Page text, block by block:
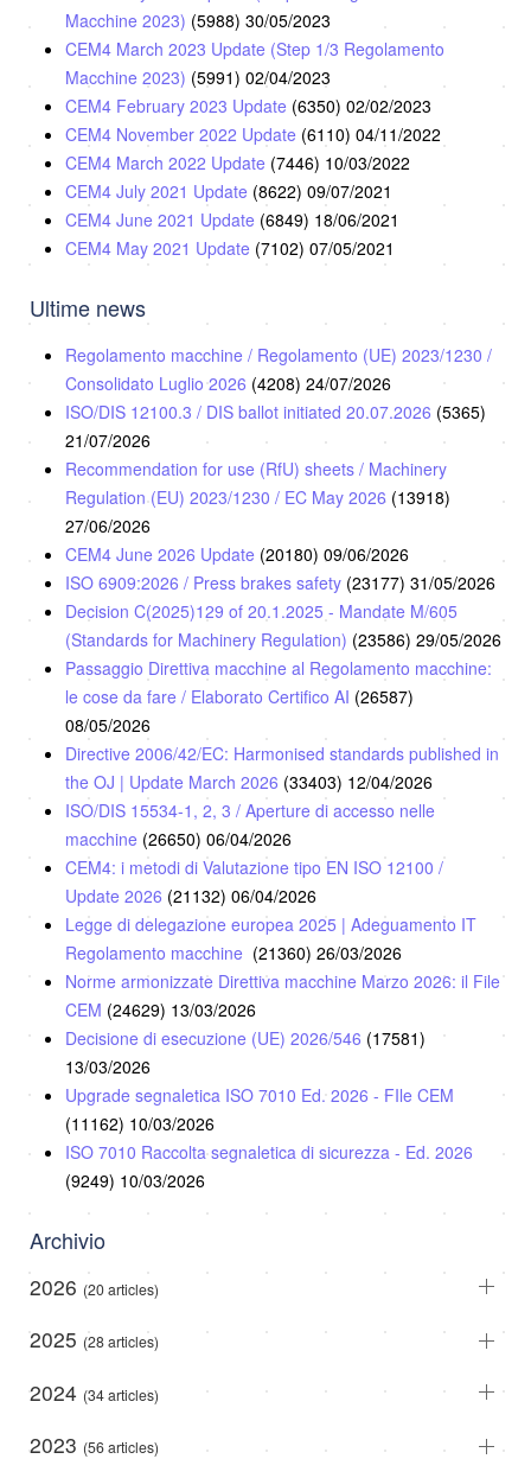
Macchine 2023) (5988) 30/05/2023
CEM4 March 2023 Update (Step 1/3 Regolamento
Macchine 2023) (5991) 02/04/2023
CEM4 February 2023 Update (6350) 02/02/2023
CEM4 November 2022 Update (6110) 04/11/2022
CEM4 March 2022 Update (7446) 10/03/2022
CEM4 July 2021 Update (8622) 09/07/2021
CEM4 June 2021 Update (6849) 18/06/2021
CEM4 May 2021 Update (7102) 07/05/2021
Ultime news
Regolamento macchine / Regolamento (UE) 2023/1230 /
Consolidato Luglio 2026 (4208) 24/07/2026
ISO/DIS 12100.3 / DIS ballot initiated 20.07.2026 (5365)
21/07/2026
Recommendation for use (RfU) sheets / Machinery
Regulation (EU) 2023/1230 / EC May 2026 (13918)
27/06/2026
CEM4 June 2026 Update (20180) 09/06/2026
ISO 6909:2026 / Press brakes safety (23177) 31/05/2026
Decision C(2025)129 of 20.1.2025 - Mandate M/605
(Standards for Machinery Regulation) (23586) 29/05/2026
Passaggio Direttiva macchine al Regolamento macchine:
le cose da fare / Elaborato Certifico AI (26587)
08/05/2026
Directive 2006/42/EC: Harmonised standards published in
the OJ | Update March 2026 (33403) 12/04/2026
ISO/DIS 15534-1, 2, 3 / Aperture di accesso nelle
macchine (26650) 06/04/2026
CEM4: i metodi di Valutazione tipo EN ISO 12100 /
Update 2026 (21132) 06/04/2026
Legge di delegazione europea 2025 | Adeguamento IT
Regolamento macchine (21360) 26/03/2026
Norme armonizzate Direttiva macchine Marzo 2026: il File
CEM (24629) 13/03/2026
Decisione di esecuzione (UE) 2026/546 (17581)
13/03/2026
Upgrade segnaletica ISO 7010 Ed. 2026 - FIle CEM
(11162) 10/03/2026
ISO 7010 Raccolta segnaletica di sicurezza - Ed. 2026
(9249) 10/03/2026
Archivio
2026 (20 articles)
2025 (28 articles)
2024 (34 articles)
2023 (56 articles)